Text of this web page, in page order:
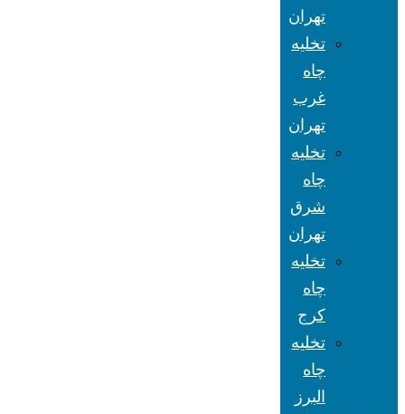
تهران
تخلیه
چاه
غرب
تهران
تخلیه
چاه
شرق
تهران
تخلیه
چاه
کرج
تخلیه
چاه
البرز